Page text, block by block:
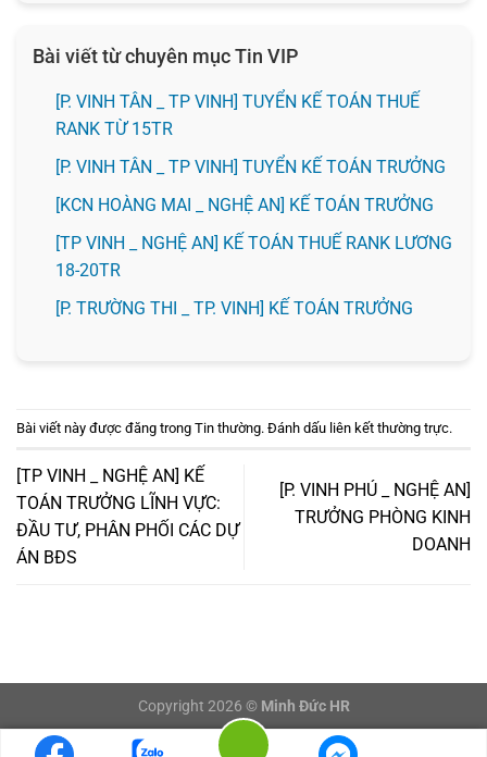
Bài viết từ chuyên mục Tin VIP
[P. VINH TÂN _ TP VINH] TUYỂN KẾ TOÁN THUẾ
RANK TỪ 15TR
[P. VINH TÂN _ TP VINH] TUYỂN KẾ TOÁN TRƯỞNG
️[KCN HOÀNG MAI _ NGHỆ AN] KẾ TOÁN TRƯỞNG
[TP VINH _ NGHỆ AN] KẾ TOÁN THUẾ RANK LƯƠNG
18-20TR
️[P. TRƯỜNG THI _ TP. VINH] KẾ TOÁN TRƯỞNG
Bài viết này được đăng trong Tin thường. Đánh dấu liên kết thường trực.
[TP VINH _ NGHỆ AN] KẾ
TOÁN TRƯỞNG LĨNH VỰC:
ĐẦU TƯ, PHÂN PHỐI CÁC DỰ
ÁN BĐS
[P. VINH PHÚ _ NGHỆ AN]
TRƯỞNG PHÒNG KINH
DOANH
Copyright 2026 © Minh Đức HR